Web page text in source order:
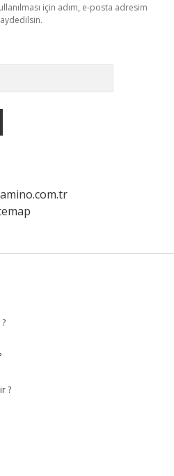
için adım, e-posta adresim
?